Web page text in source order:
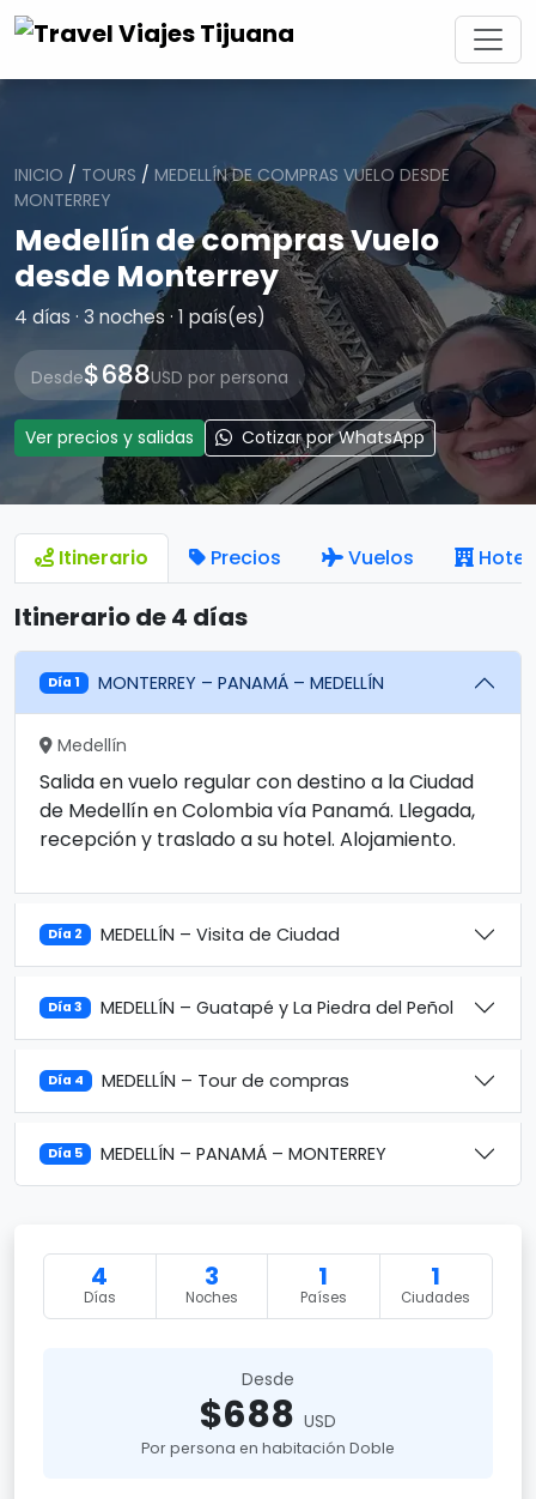
INICIO / TOURS / MEDELLÍN DE COMPRAS VUELO DESDE
MONTERREY
Medellín de compras Vuelo
desde Monterrey
4 días · 3 noches · 1 país(es)
Desde$688USD por persona
Ver precios y salidas Cotizar por WhatsApp
Itinerario Precios Vuelos
Itinerario de 4 días
Día 1 MONTERREY – PANAMÁ – MEDELLÍN
Medellín
Salida en vuelo regular con destino a la Ciudad
de Medellín en Colombia vía Panamá. Llegada,
recepción y traslado a su hotel. Alojamiento.
Día 2 MEDELLÍN – Visita de Ciudad
Día 3 MEDELLÍN – Guatapé y La Piedra del Peñol
Día 4 MEDELLÍN – Tour de compras
Día 5 MEDELLÍN – PANAMÁ – MONTERREY
4
Días
3
Noches
1
Países
1
Ciudades
Desde
$688 USD
Por persona en habitación Doble